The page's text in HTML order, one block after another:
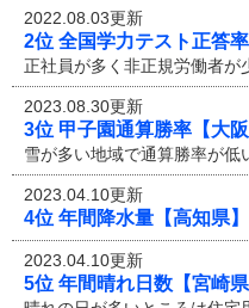
2022.08.03更新
2位 全国学力テスト正答率
正社員が多く非正規労働者が
2023.08.30更新
3位 甲子園通算勝率【大阪
雪が多い地域で通算勝率が低
2023.04.10更新
4位 年間降水量【高知県】
2023.04.10更新
5位 年間晴れ日数【宮崎県